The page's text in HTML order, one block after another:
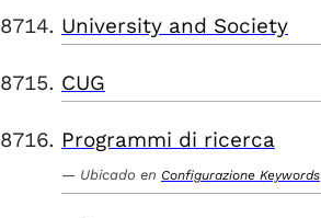
University and Society
CUG
Programmi di ricerca
Ubicado en Configurazione Keywords